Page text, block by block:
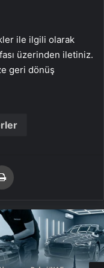
ile ilgili olarak
üzerinden iletiniz.
geri dönüş